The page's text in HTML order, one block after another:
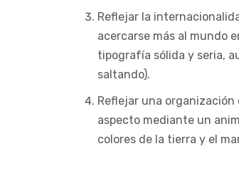
Reflejar la
acercarse más al mundo
tipografía sólida y seria,
saltando).
Reflejar una
aspecto mediante un
colores de la tierra y el